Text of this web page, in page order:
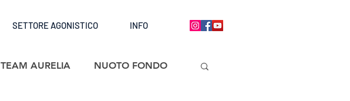
SETTORE AGONISTICO INFO
TEAM AURELIA NUOTO FONDO